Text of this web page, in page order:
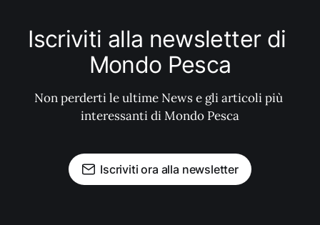
Iscriviti alla newsletter di
Mondo Pesca
Non perderti le ultime News e gli articoli più
interessanti di Mondo Pesca
Iscriviti ora alla newsletter